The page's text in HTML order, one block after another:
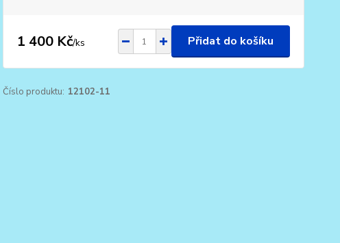
1 400 Kč/ks Přidat do košíku
Číslo produktu: 12102-11